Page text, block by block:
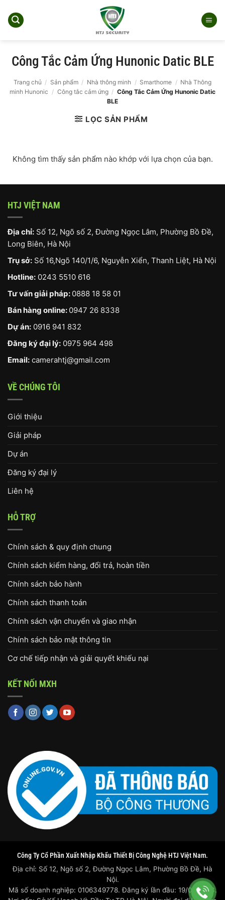
qua
Công Tắc Cảm Ứng Hunonic Datic BLE
Trang chủ / Sản phẩm / Nhà thông minh / Smarthome / Nhà Thông
minh Hunonic / Công tắc cảm ứng / Công Tắc Cảm Ứng Hunonic Datic
BLE
LỌC SẢN PHẨM
Không tìm thấy sản phẩm nào khớp với lựa chọn của bạn.
HTJ VIỆT NAM
Địa chỉ: Số 12, Ngõ số 2, Đường Ngọc Lâm, Phường Bồ Đề,
Long Biên, Hà Nội
Trụ sở: Số 16,Ngõ 140/1/6, Nguyễn Xiển, Thanh Liệt, Hà Nội
Hotline: 0243 5510 616
Tư vấn giải pháp: 0888 18 58 01
Bán hàng online: 0947 26 8338
Dự án: 0916 941 832
Đăng ký đại lý: 0975 964 498
Email: camerahtj@gmail.com
VỀ CHÚNG TÔI
Giới thiệu
Giải pháp
Dự án
Đăng ký đại lý
Liên hệ
HỖ TRỢ
Chính sách & quy định chung
Chính sách kiểm hàng, đổi trả, hoàn tiền
Chính sách bảo hành
Chính sách thanh toán
Chính sách vận chuyển và giao nhận
Chính sách bảo mật thông tin
Cơ chế tiếp nhận và giải quyết khiếu nại
KẾT NỐI MXH
Công Ty Cổ Phần Xuất Nhập Khẩu Thiết Bị Công Nghệ HTJ Việt Nam.
Địa chỉ: Số 12, Ngõ số 2, Đường Ngọc Lâm, Phường Bồ Đề, Hà
Nội.
Mã số doanh nghiệp: 0106349778. Đăng ký lần đầu: 19/07/2023.